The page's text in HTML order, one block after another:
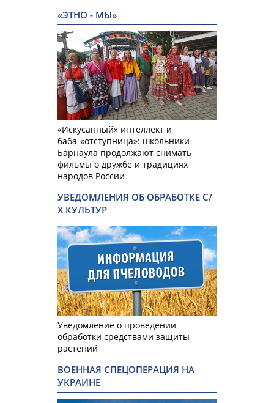
«ЭТНО - МЫ»
«Искусанный» интеллект и
баба-«отступница»: школьники
Барнаула продолжают снимать
фильмы о дружбе и традициях
народов России
УВЕДОМЛЕНИЯ ОБ ОБРАБОТКЕ С/
Х КУЛЬТУР
Уведомление о проведении
обработки средствами защиты
растений
ВОЕННАЯ СПЕЦОПЕРАЦИЯ НА
УКРАИНЕ